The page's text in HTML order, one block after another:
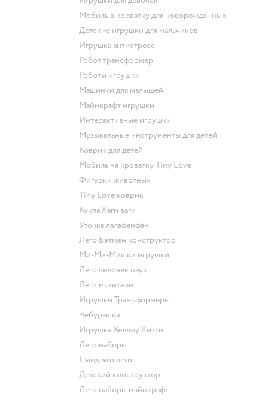
Мобиль в кроватку для новорожденных
Детские игрушки для мальчиков
Игрушка антистресс
Робот трансформер
Роботы игрушки
Машинки для малышей
Майнкрафт игрушки
Интерактивные игрушки
Музыкальные инструменты для детей
Коврик для детей
Мобиль на кроватку Tiny Love
Фигурки животных
Tiny Love коврик
Кукла Хаги ваги
Уточка лалафанфан
Лего Бэтмен конструктор
Ми-Ми-Мишки игрушки
Лего человек паук
Лего мстители
Игрушки Трансформеры
Чебурашка
Игрушка Хеллоу Китти
Лего наборы
Ниндзяго лего
Детский конструктор
Лего наборы майнкрафт